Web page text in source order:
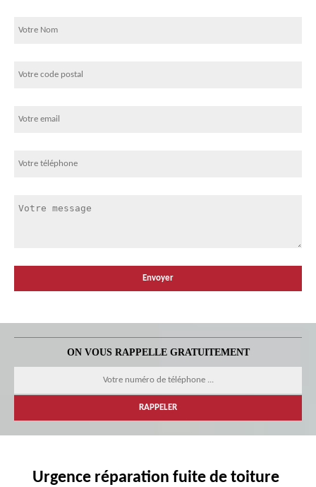
ON VOUS RAPPELLE GRATUITEMENT
Urgence réparation fuite de toiture